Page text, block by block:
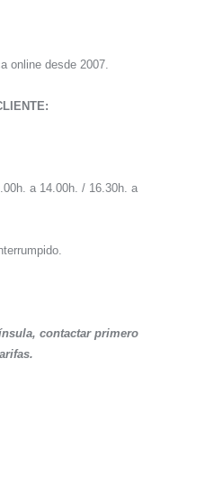
online desde 2007.
a 14.00h. / 16.30h. a
contactar primero